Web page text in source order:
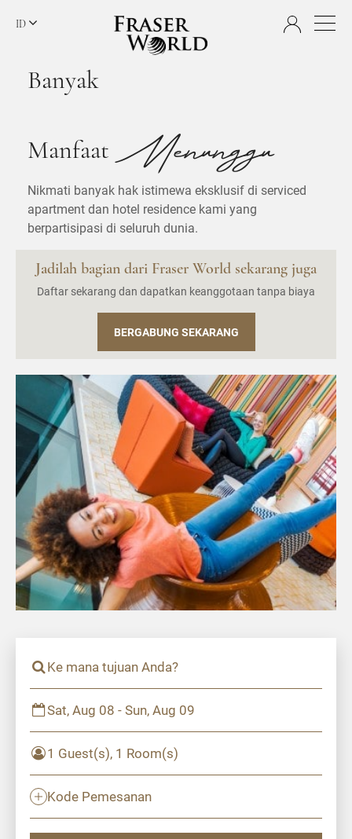
ID
Banyak
Manfaat Menunggu
Nikmati banyak hak istimewa eksklusif di serviced
apartment dan hotel residence kami yang
berpartisipasi di seluruh dunia.
Jadilah bagian dari Fraser World sekarang juga
Daftar sekarang dan dapatkan keanggotaan tanpa biaya
BERGABUNG SEKARANG
Ke mana tujuan Anda?
Sat, Aug 08 - Sun, Aug 09
1 Guest(s), 1 Room(s)
Kode Pemesanan